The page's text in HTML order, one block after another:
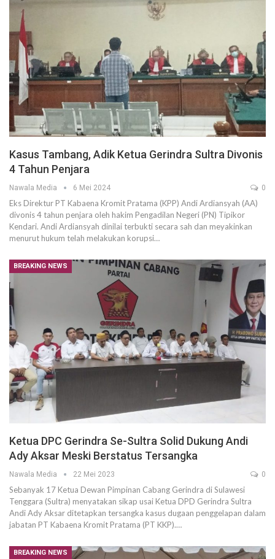
Kasus Tambang, Adik Ketua Gerindra Sultra Divonis
4 Tahun Penjara
Nawala Media 6 Mei 2024 0
Eks Direktur PT Kabaena Kromit Pratama (KPP) Andi Ardiansyah (AA)
divonis 4 tahun penjara oleh hakim Pengadilan Negeri (PN) Tipikor
Kendari. Andi Ardiansyah dinilai terbukti secara sah dan meyakinkan
menurut hukum telah melakukan korupsi…
BREAKING NEWS
Ketua DPC Gerindra Se-Sultra Solid Dukung Andi
Ady Aksar Meski Berstatus Tersangka
Nawala Media 22 Mei 2023 0
Sebanyak 17 Ketua Dewan Pimpinan Cabang Gerindra di Sulawesi
Tenggara (Sultra) menyatakan sikap usai Ketua DPD Gerindra Sultra
Andi Ady Aksar ditetapkan tersangka kasus dugaan penggelapan dalam
jabatan PT Kabaena Kromit Pratama (PT KKP).…
BREAKING NEWS